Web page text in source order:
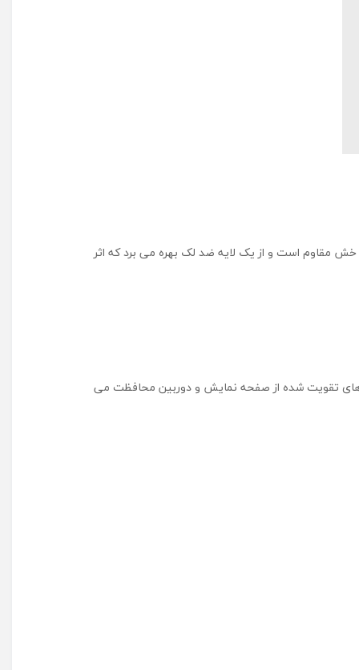
خش مقاوم است و از یک لایه ضد لک بهره می برد که اثر
های تقویت شده از صفحه نمایش و دوربین محافظت می